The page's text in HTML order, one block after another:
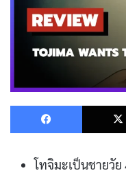
โทจิมะเป็นชายวั